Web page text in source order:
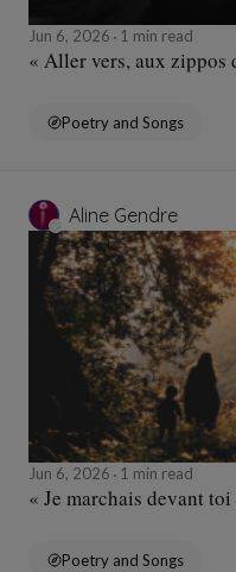
Jun 6, 2026 1 min read
« Aller vers, aux zippos
Poetry and Songs
Aline Gendre
Jun 6, 2026 1 min read
« Je marchais devant toi
Poetry and Songs